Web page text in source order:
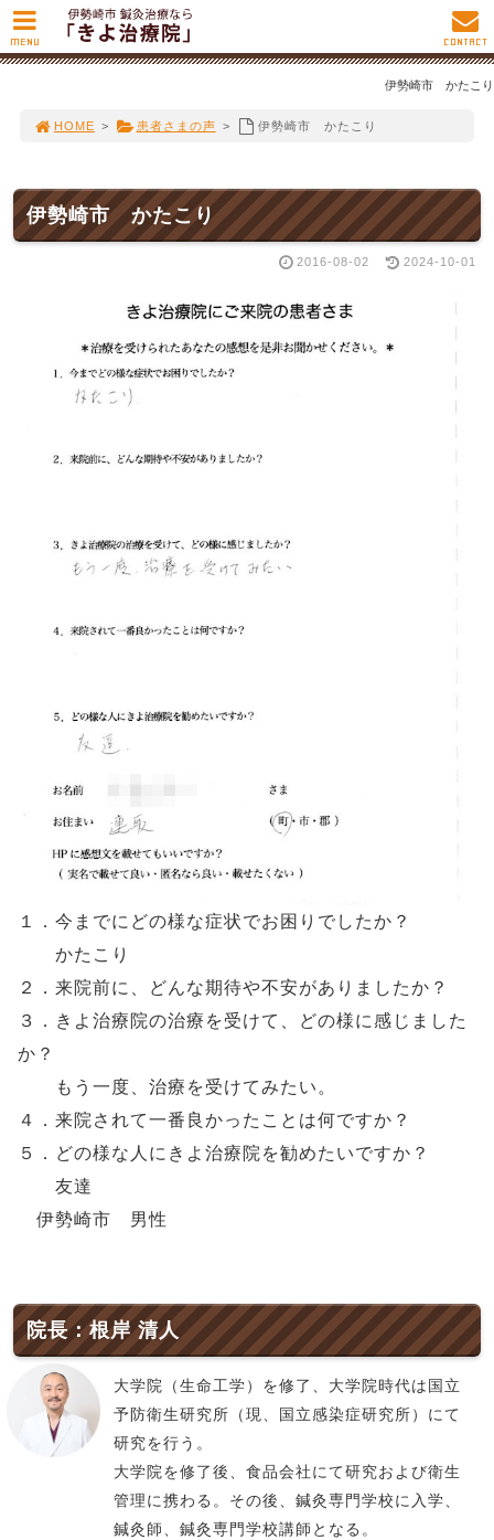
伊勢崎市 かたこり
HOME > 患者さまの声 > 伊勢崎市 かたこり
伊勢崎市 かたこり
2016-08-02 2024-10-01
１．今までにどの様な症状でお困りでしたか？
かたこり
２．来院前に、どんな期待や不安がありましたか？
３．きよ治療院の治療を受けて、どの様に感じました
か？
もう一度、治療を受けてみたい。
４．来院されて一番良かったことは何ですか？
５．どの様な人にきよ治療院を勧めたいですか？
友達
伊勢崎市 男性
院長：根岸 清人
大学院（生命工学）を修了、大学院時代は国立
予防衛生研究所（現、国立感染症研究所）にて
研究を行う。
大学院を修了後、食品会社にて研究および衛生
管理に携わる。その後、鍼灸専門学校に入学、
鍼灸師、鍼灸専門学校講師となる。
MENU CONTACT